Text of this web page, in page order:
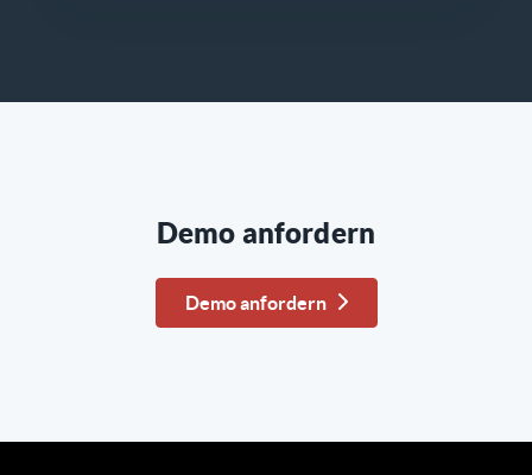
Demo anfordern
Demo anfordern